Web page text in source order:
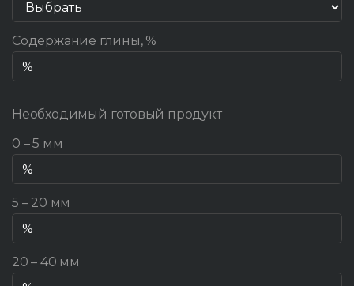
Содержание глины, %
Необходимый готовый продукт
0 – 5 мм
5 – 20 мм
20 – 40 мм